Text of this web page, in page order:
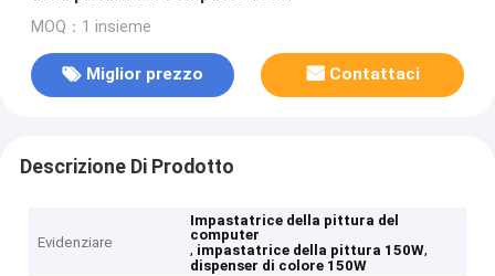
MOQ：1 insieme
Miglior prezzo Contattaci
Descrizione Di Prodotto
Evidenziare
Impastatrice della pittura del
computer
, impastatrice della pittura 150W,
dispenser di colore 150W